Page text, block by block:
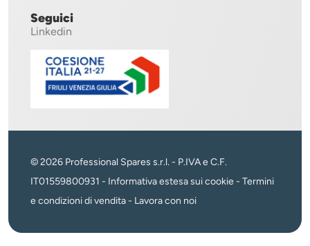
Seguici
Linkedin
© 2026 Professional Spares s.r.l. - P.IVA e C.F.
IT01559800931 - Informativa estesa sui cookie - Termini
e condizioni di vendita- Lavora con noi